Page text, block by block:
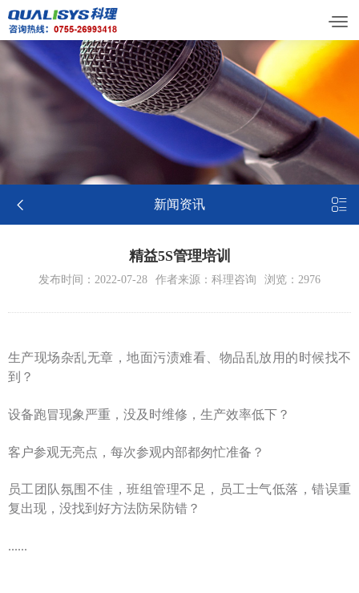
 新闻资讯 
精益5S管理培训
发布时间：2022-07-28 作者来源：科理咨询 浏览：2976
生产现场杂乱无章，地面污渍难看、物品乱放用的时候找不
到？
设备跑冒现象严重，没及时维修，生产效率低下？
客户参观无亮点，每次参观内部都匆忙准备？
员工团队氛围不佳，班组管理不足，员工士气低落，错误重
复出现，没找到好方法防呆防错？
......